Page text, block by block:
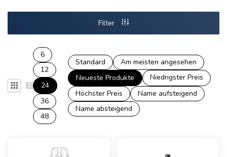
Filter
6
12
24
36
48
Standard
Am meisten angesehen
Neueste Produkte
Niedrigster Preis
Höchster Preis
Name aufsteigend
Name absteigend